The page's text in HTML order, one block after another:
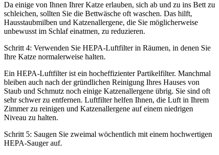
Da einige von Ihnen Ihrer Katze erlauben, sich ab und zu ins Bett zu
schleichen, sollten Sie die Bettwäsche oft waschen. Das hilft,
Hausstaubmilben und Katzenallergene, die Sie möglicherweise
unbewusst im Schlaf einatmen, zu reduzieren.
Schritt 4: Verwenden Sie HEPA-Luftfilter in Räumen, in denen Sie
Ihre Katze normalerweise halten.
Ein HEPA-Luftfilter ist ein hocheffizienter Partikelfilter. Manchmal
bleiben auch nach der gründlichen Reinigung Ihres Hauses von
Staub und Schmutz noch einige Katzenallergene übrig. Sie sind oft
sehr schwer zu entfernen. Luftfilter helfen Ihnen, die Luft in Ihrem
Zimmer zu reinigen und Katzenallergene auf einem niedrigen
Niveau zu halten.
Schritt 5: Saugen Sie zweimal wöchentlich mit einem hochwertigen
HEPA-Sauger auf.